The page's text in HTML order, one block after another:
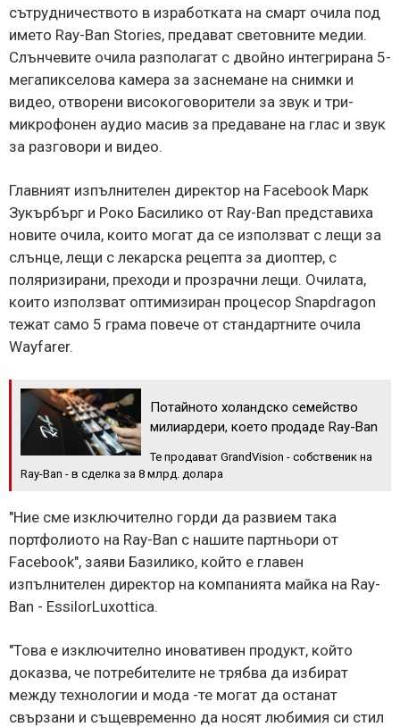
сътрудничеството в изработката на смарт очила под
името Ray-Ban Stories, предават световните медии.
Слънчевите очила разполагат с двойно интегрирана 5-
мегапикселова камера за заснемане на снимки и
видео, отворени високоговорители за звук и три-
микрофонен аудио масив за предаване на глас и звук
за разговори и видео.
Главният изпълнителен директор на Facebook Марк
Зукърбърг и Роко Басилико от Ray-Ban представиха
новите очила, които могат да се използват с лещи за
слънце, лещи с лекарска рецепта за диоптер, с
поляризирани, преходи и прозрачни лещи. Очилата,
които използват оптимизиран процесор Snapdragon
тежат само 5 грама повече от стандартните очила
Wayfarer.
Потайното холандско семейство
милиардери, което продаде Ray-Ban
Те продават GrandVision - собственик на
Ray-Ban - в сделка за 8 млрд. долара
"Ние сме изключително горди да развием така
портфолиото на Ray-Ban с нашите партньори от
Facebook", заяви Базилико, който е главен
изпълнителен директор на компанията майка на Ray-
Ban - EssilorLuxottica.
"Това е изключително иновативен продукт, който
доказва, че потребителите не трябва да избират
между технологии и мода -те могат да останат
свързани и същевременно да носят любимия си стил